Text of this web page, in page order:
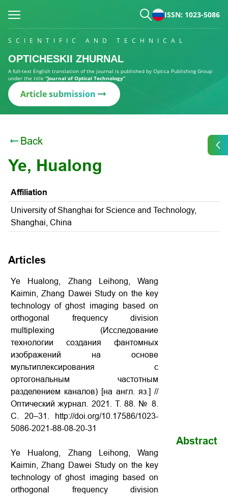
ISSN: 1023-5086
SCIENTIFIC AND TECHNICAL
OPTICHESKII ZHURNAL
A full-text English translation of the journal is published by Optica Publishing Group
under the title “Journal of Optical Technology”
Article submission
Back
Ye, Hualong
Affiliation
University of Shanghai for Science and Technology,
Shanghai, China
Articles
Ye Hualong, Zhang Leihong, Wang
Kaimin, Zhang Dawei Study on the key
technology of ghost imaging based on
orthogonal frequency division
multiplexing (Исследование
технологии создания фантомных
изображений на основе
мультиплексирования с
ортогональным частотным
разделением каналов) [на англ. яз.] //
Оптический журнал. 2021. Т. 88. № 8.
С. 20–31. http://doi.org/10.17586/1023-
5086-2021-88-08-20-31
Ye Hualong, Zhang Leihong, Wang
Kaimin, Zhang Dawei Study on the key
technology of ghost imaging based on
orthogonal frequency division
Abstract